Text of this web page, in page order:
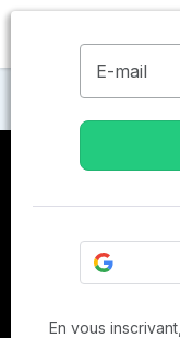
Maisons de
E-mail
En vous